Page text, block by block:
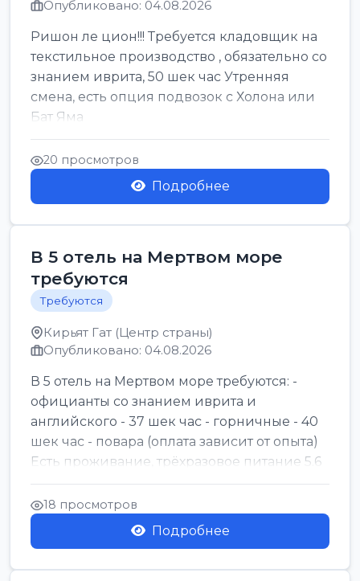
Опубликовано: 04.08.2026
Ришон ле цион!!! Требуется кладовщик на
текстильное производство , обязательно со
знанием иврита, 50 шек час Утренняя
смена, есть опция подвозок с Холона или
Бат Яма
20 просмотров
Подробнее
В 5 отель на Мертвом море
требуются
Требуются
Кирьят Гат (Центр страны)
Опубликовано: 04.08.2026
В 5 отель на Мертвом море требуются: -
официанты со знанием иврита и
английского - 37 шек час - горничные - 40
шек час - повара (оплата зависит от опыта)
Есть проживание, трёхразовое питание 5.6
шек в...
18 просмотров
Подробнее